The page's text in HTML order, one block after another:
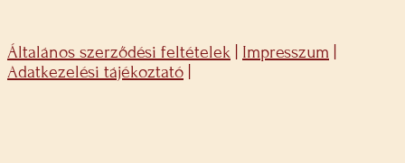
Általános szerződési feltételek Impresszum
Adatkezelési tájékoztató